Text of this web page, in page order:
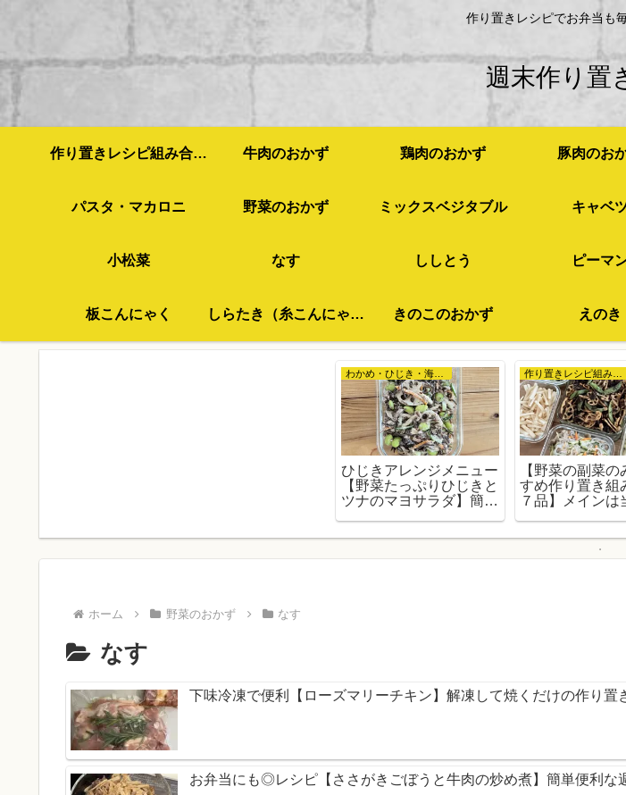
作り置きレシピでお弁当も
週末作り置
作り置きレシピ組み合わせ例 牛肉のおかず 鶏肉のおかず 豚肉のお
パスタ・マカロニ 野菜のおかず ミックスベジタブル キャベ
小松菜 なす ししとう ピーマ
板こんにゃく しらたき（糸こんにゃく） きのこのおかず えのき
わかめ・ひじき・海苔など
ひじきアレンジメニュー
【野菜たっぷりひじきと
ツナのマヨサラダ】簡単
【野菜の副菜の
すめ作り置き組
７品】メインは
ホーム 野菜のおかず なす
なす
下味冷凍で便利【ローズマリーチキン】解凍して焼くだけの作り置
お弁当にも◎レシピ【ささがきごぼうと牛肉の炒め煮】簡単便利な